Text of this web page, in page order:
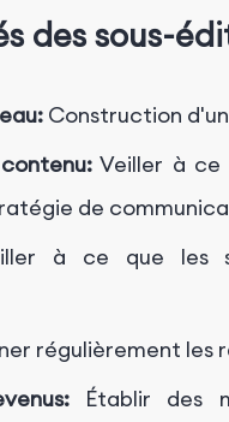
des sous-
Construction
Veiller à ce
de
à ce que les
régulièrement les
Établir des